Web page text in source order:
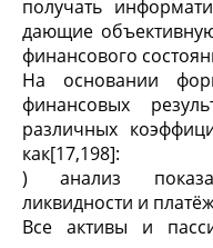
получать
дающие
финансового
На основании
финансовых
различных
как[17,198]:
) анализ
ликвидности и
Все активы и